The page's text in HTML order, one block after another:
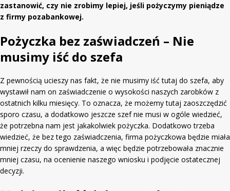
zastanowić, czy nie zrobimy lepiej, jeśli pożyczymy pieniądze
z firmy pozabankowej.
Pożyczka bez zaświadczeń – Nie
musimy iść do szefa
Z pewnością ucieszy nas fakt, że nie musimy iść tutaj do szefa, aby
wystawił nam on zaświadczenie o wysokości naszych zarobków z
ostatnich kilku miesięcy. To oznacza, że możemy tutaj zaoszczędzić
sporo czasu, a dodatkowo jeszcze szef nie musi w ogóle wiedzieć,
że potrzebna nam jest jakakolwiek pożyczka. Dodatkowo trzeba
wiedzieć, że bez tego zaświadczenia, firma pożyczkowa będzie miała
mniej rzeczy do sprawdzenia, a więc będzie potrzebowała znacznie
mniej czasu, na ocenienie naszego wniosku i podjęcie ostatecznej
decyzji.